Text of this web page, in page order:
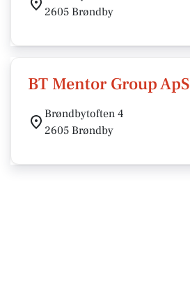
2605 Brøndby
BT Mentor Group ApS
Brøndbytoften 4
2605 Brøndby